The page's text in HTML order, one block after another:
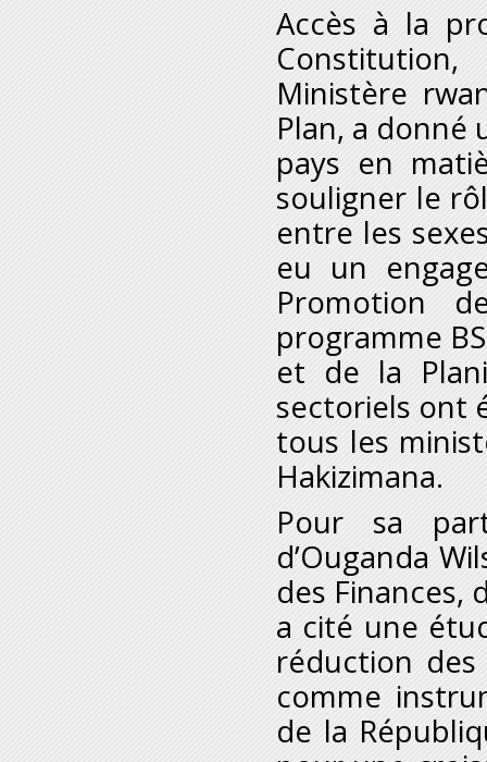
Accès à la
Ministère
Plan, a donné
pays en
souligner le
entre les
eu un
Promotion
programme
et de la
sectoriels ont
tous les
Hakizimana.
Pour sa
d’Ouganda
des Finances,
a cité une
réduction des
comme
de la